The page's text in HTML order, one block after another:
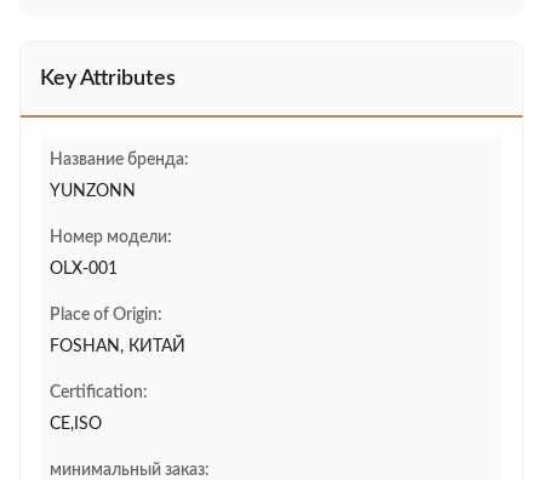
Key Attributes
Название бренда:
YUNZONN
Номер модели:
OLX-001
Place of Origin:
FOSHAN, КИТАЙ
Certification:
CE,ISO
минимальный заказ: